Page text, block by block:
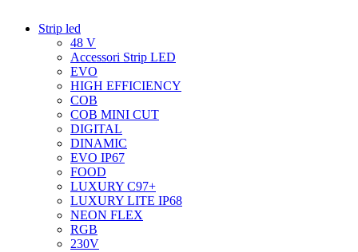
Strip led
48 V
Accessori Strip LED
EVO
HIGH EFFICIENCY
COB
COB MINI CUT
DIGITAL
DINAMIC
EVO IP67
FOOD
LUXURY C97+
LUXURY LITE IP68
NEON FLEX
RGB
230V